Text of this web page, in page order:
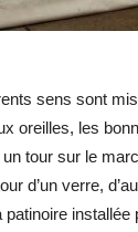
sens sont
oreilles, les
tour sur le
d’un verre,
installée